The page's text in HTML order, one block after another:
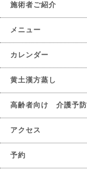
施術者ご紹介
メニュー
カレンダー
黄土漢方蒸し
高齢者向け 介護予防
アクセス
予約